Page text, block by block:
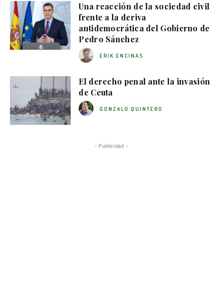
Una reacción de la sociedad civil
frente a la deriva
antidemocrática del Gobierno de
Pedro Sánchez
ERIK ENCINAS
El derecho penal ante la invasión
de Ceuta
GONZALO QUINTERO
- Publicidad -